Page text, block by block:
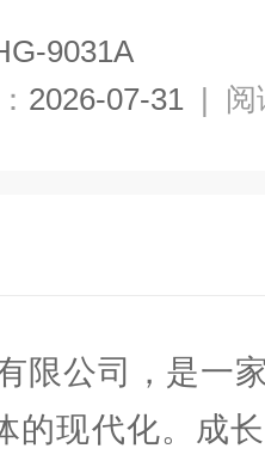
9031A
2026-07-31 | 阅
限公司，是一
的现代化。成